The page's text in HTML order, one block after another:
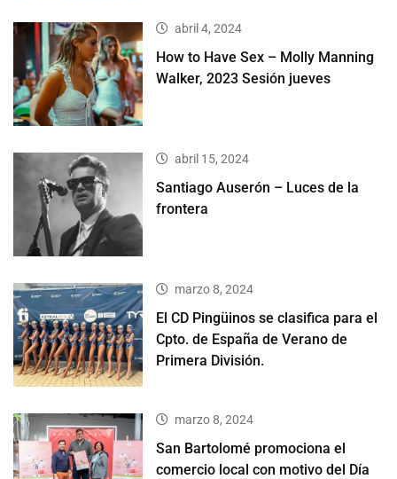
abril 4, 2024
How to Have Sex – Molly Manning
Walker, 2023 Sesión jueves
abril 15, 2024
Santiago Auserón – Luces de la
frontera
marzo 8, 2024
El CD Pingüinos se clasifica para el
Cpto. de España de Verano de
Primera División.
marzo 8, 2024
San Bartolomé promociona el
comercio local con motivo del Día